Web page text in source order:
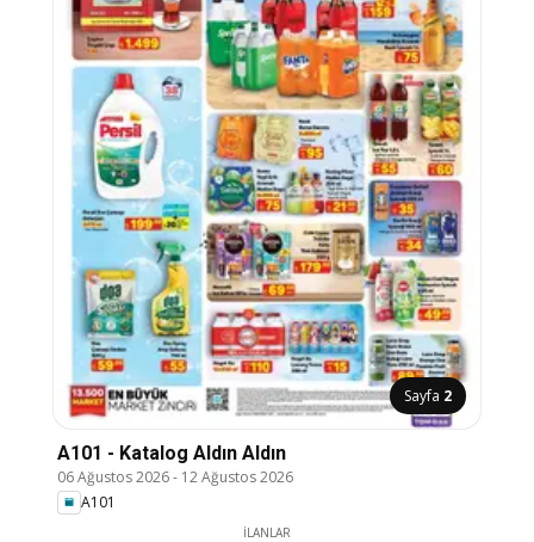
Sayfa 2
A101 - Katalog Aldın Aldın
06 Ağustos 2026- 12 Ağustos 2026
A101
İLANLAR